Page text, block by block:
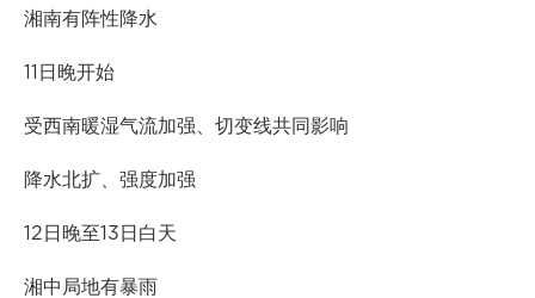
湘南有阵性降水
11日晚开始
受西南暖湿气流加强、切变线共同影响
降水北扩、强度加强
12日晚至13日白天
湘中局地有暴雨